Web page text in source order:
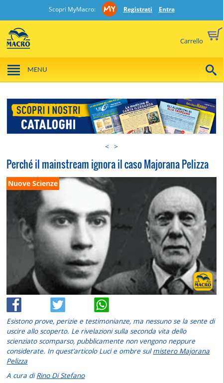
Scopri MyMacro: Registrati Entra
Carrello
MENU
< >
Perché il mainstream ignora il caso Majorana Pelizza
Nuove Scienze
Esistono prove, perizie e testimonianze, ma nessuno se la sente di
uscire allo scoperto. Le rivelazioni sulla seconda vita dello
scienziato scomparso, pubblicamente non vengono neppure
considerate. In quest’articolo Luci e ombre sulmistero Majorana
Pelizza
A cura diRino Di Stefano